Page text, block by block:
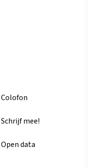
Colofon
Schrijf mee!
Open data